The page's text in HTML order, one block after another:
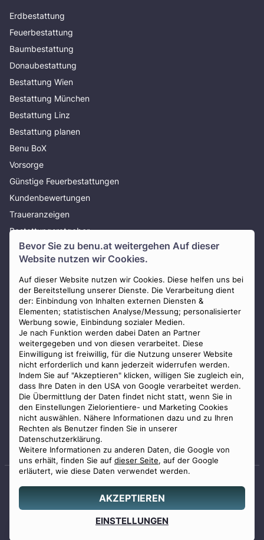
Bevor Sie zu benu.at weitergehen Auf dieser
Website nutzen wir Cookies.
Auf dieser Website nutzen wir Cookies. Diese helfen uns bei
der Bereitstellung unserer Dienste. Die Verarbeitung dient
der: Einbindung von Inhalten externen Diensten &
Elementen; statistischen Analyse/Messung; personalisierter
Werbung sowie, Einbindung sozialer Medien.
Je nach Funktion werden dabei Daten an Partner
weitergegeben und von diesen verarbeitet. Diese
Einwilligung ist freiwillig, für die Nutzung unserer Website
nicht erforderlich und kann jederzeit widerrufen werden.
Indem Sie auf "Akzeptieren" klicken, willigen Sie zugleich ein,
dass Ihre Daten in den USA von Google verarbeitet werden.
Die Übermittlung der Daten findet nicht statt, wenn Sie in
den Einstellungen Zielorientiere- und Marketing Cookies
nicht auswählen. Nähere Informationen dazu und zu Ihren
Rechten als Benutzer finden Sie in unserer
Datenschutzerklärung.
Weitere Informationen zu anderen Daten, die Google von
uns erhält, finden Sie auf dieser Seite, auf der Google
erläutert, wie diese Daten verwendet werden.
AKZEPTIEREN
EINSTELLUNGEN
0800 88 44 04
erstellen
Erdbestattung
Feuerbestattung
Baumbestattung
Donaubestattung
Bestattung Wien
Bestattung München
Bestattung Linz
Bestattung planen
Benu BoX
Vorsorge
Günstige Feuerbestattungen
Kundenbewertungen
Traueranzeigen
Bestattungsratgeber
Über uns
Presse
AGB
Impressum
Datenschutz
Widerrufsbelehrung
Zahlungsmöglichkeiten
Staatlich geprüfter
© 2026 Benu GmbH. Alle Rechte vorbehalten.